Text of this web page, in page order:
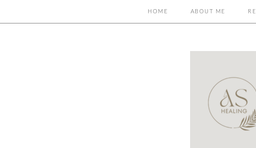
HOME ABOUT ME